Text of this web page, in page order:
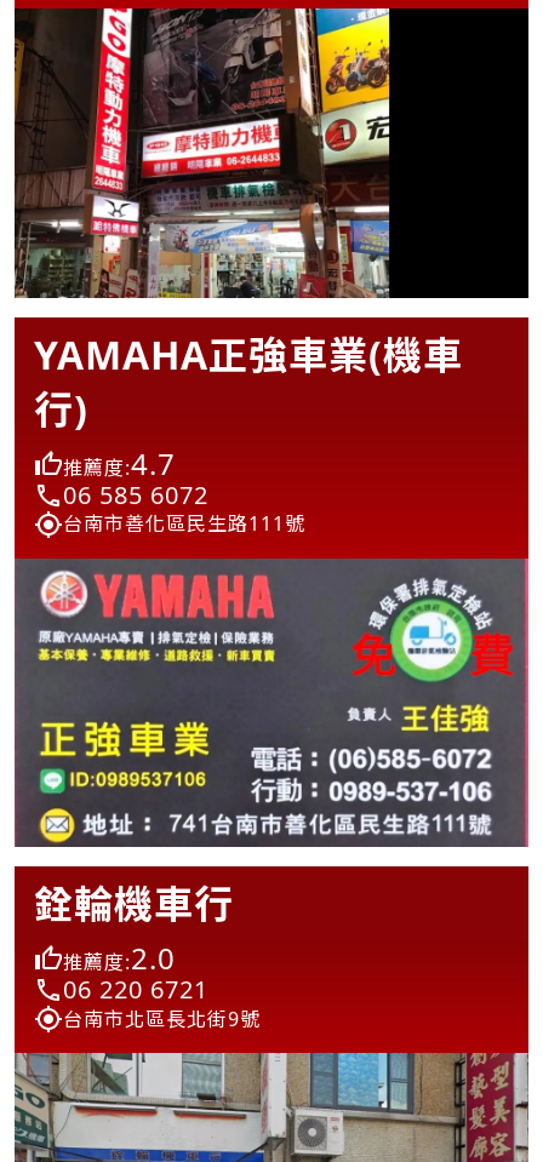
YAMAHA正強車業(機車
行)
推薦度:4.7
06 585 6072
台南市善化區民生路111號
銓輪機車行
推薦度:2.0
06 220 6721
台南市北區長北街9號